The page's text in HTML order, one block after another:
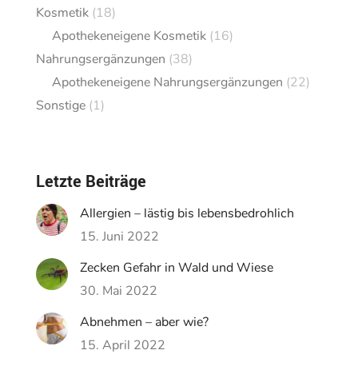
Kosmetik (18)
Apothekeneigene Kosmetik (16)
Nahrungsergänzungen (38)
Apothekeneigene Nahrungsergänzungen (22)
Sonstige (1)
Letzte Beiträge
Allergien – lästig bis lebensbedrohlich
15. Juni 2022
Zecken Gefahr in Wald und Wiese
30. Mai 2022
Abnehmen – aber wie?
15. April 2022